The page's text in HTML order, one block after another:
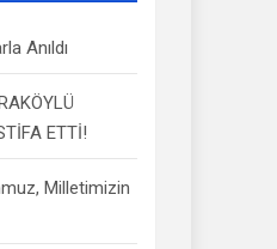
Anıldı
ETTİ!
Milletimizin